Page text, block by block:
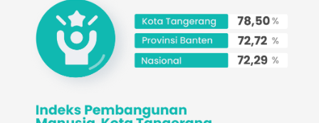
Kecamatan Benda
Kecamatan Tangerang
Kecamatan Cipondoh
Kecamatan Ciledug